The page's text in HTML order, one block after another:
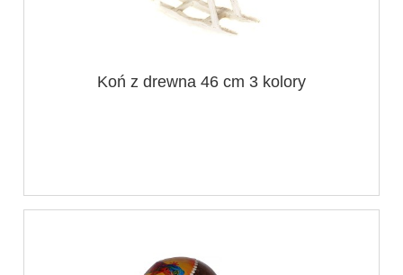
Koń z drewna 46 cm 3 kolory